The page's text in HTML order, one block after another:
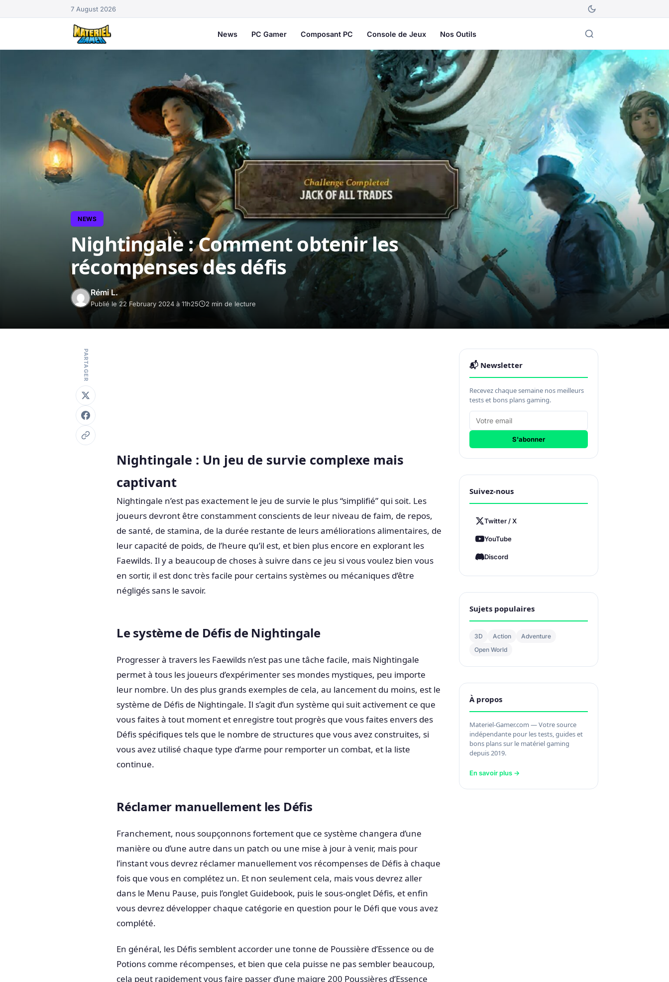
7 August 2026
News PC Gamer Composant PC Console de Jeux Nos Outils
NEWS
Nightingale : Comment obtenir les
récompenses des défis
Rémi L.
Publié le 22 February 2024 à 11h25 2 min de lecture
PARTAGER
Nightingale : Un jeu de survie complexe mais
captivant
Nightingale n’est pas exactement le jeu de survie le plus “simplifié” qui soit. Les
joueurs devront être constamment conscients de leur niveau de faim, de repos,
de santé, de stamina, de la durée restante de leurs améliorations alimentaires, de
leur capacité de poids, de l’heure qu’il est, et bien plus encore en explorant les
Faewilds. Il y a beaucoup de choses à suivre dans ce jeu si vous voulez bien vous
en sortir, il est donc très facile pour certains systèmes ou mécaniques d’être
négligés sans le savoir.
Le système de Défis de Nightingale
Progresser à travers les Faewilds n’est pas une tâche facile, mais Nightingale
permet à tous les joueurs d’expérimenter ses mondes mystiques, peu importe
leur nombre. Un des plus grands exemples de cela, au lancement du moins, est le
système de Défis de Nightingale. Il s’agit d’un système qui suit activement ce que
vous faites à tout moment et enregistre tout progrès que vous faites envers des
Défis spécifiques tels que le nombre de structures que vous avez construites, si
vous avez utilisé chaque type d’arme pour remporter un combat, et la liste
continue.
Réclamer manuellement les Défis
Franchement, nous soupçonnons fortement que ce système changera d’une
manière ou d’une autre dans un patch ou une mise à jour à venir, mais pour
l’instant vous devrez réclamer manuellement vos récompenses de Défis à chaque
fois que vous en complétez un. Et non seulement cela, mais vous devrez aller
dans le Menu Pause, puis l’onglet Guidebook, puis le sous-onglet Défis, et enfin
vous devrez développer chaque catégorie en question pour le Défi que vous avez
complété.
En général, les Défis semblent accorder une tonne de Poussière d’Essence ou de
Potions comme récompenses, et bien que cela puisse ne pas sembler beaucoup,
cela peut rapidement vous faire passer d’une maigre 200 Poussières d’Essence
📬 Newsletter
Recevez chaque semaine nos meilleurs
tests et bons plans gaming.
S'abonner
Suivez-nous
Twitter / X
YouTube
Discord
Sujets populaires
3D Action
Adventure
Open World
À propos
Materiel-Gamer.com — Votre source
indépendante pour les tests, guides et
bons plans sur le matériel gaming
depuis 2019.
En savoir plus →